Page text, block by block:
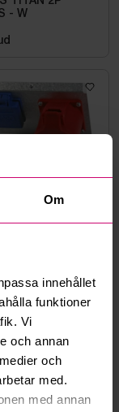
Om
innehållet
funktioner
Vi
och annan
och
med.
med annan
- W
11d 15h